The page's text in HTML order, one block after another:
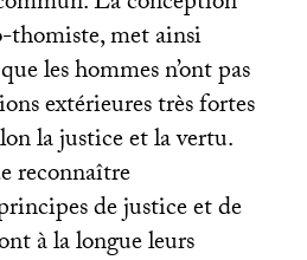
thomiste, met ainsi
les hommes n’ont pas
extérieures très fortes
la justice et la vertu.
reconnaître
de justice et de
à la longue leurs